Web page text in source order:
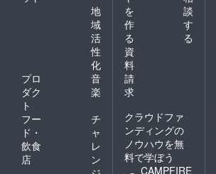
地
域
活
性
化
プロ
ダク
ト
音
楽
フー
ド・
飲食
店
チ
ャ
レ
ン
を
作
る
談
す
る
資
料
請
求
クラウドファ
ンディングの
ノウハウを無
料で学ぼう
CAMPFIRE